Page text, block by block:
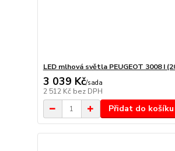
LED mlhová světla PEUGEOT 3008 I
3 039 Kč/sada
2 512 Kč bez DPH
Přidat do košíku